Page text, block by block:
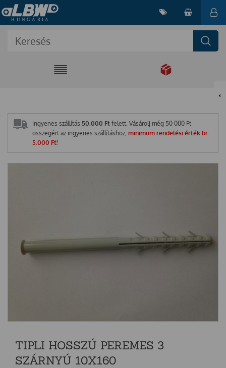
EGYÜTT A
Ingyenes szállítás 50.000 Ft felett. Vásárolj még 50 000 Ft
összegért az ingyenes szállításhoz, minimum rendelési érték br.
5.000 Ft!
TIPLI HOSSZÚ PEREMES 3
SZÁRNYÚ 10X160